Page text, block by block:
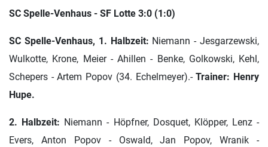
SC Spelle-Venhaus - SF Lotte 3:0 (1:0)
SC Spelle-Venhaus, 1. Halbzeit: Niemann - Jesgarzewski,
Wulkotte, Krone, Meier - Ahillen - Benke, Golkowski, Kehl,
Schepers - Artem Popov (34. Echelmeyer).-Trainer: Henry
Hupe.
2. Halbzeit: Niemann - Höpfner, Dosquet, Klöpper, Lenz -
Evers, Anton Popov - Oswald, Jan Popov, Wranik -